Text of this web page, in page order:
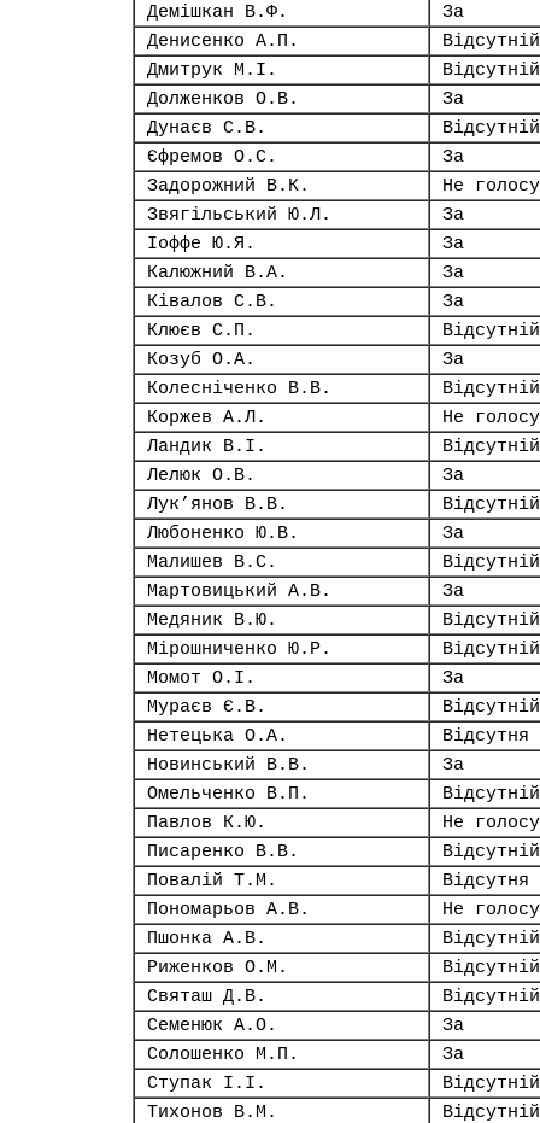
Демішкан В.Ф.
За
Денисенко А.П.
Відсутній
Дмитрук М.І.
Відсутній
Долженков О.В.
За
Дунаєв С.В.
Відсутній
Єфремов О.С.
За
Задорожний В.К.
Не
Звягільський Ю.Л.
За
Іоффе Ю.Я.
За
Калюжний В.А.
За
Ківалов С.В.
За
Клюєв С.П.
Відсутній
Козуб О.А.
За
Колесніченко В.В.
Відсутній
Коржев А.Л.
Не
Ландик В.І.
Відсутній
Лелюк О.В.
За
Лук’янов В.В.
Відсутній
Любоненко Ю.В.
За
Малишев В.С.
Відсутній
Мартовицький А.В.
За
Медяник В.Ю.
Відсутній
Мірошниченко Ю.Р.
Відсутній
Момот О.І.
За
Мураєв Є.В.
Відсутній
Нетецька О.А.
Відсутня
Новинський В.В.
За
Омельченко В.П.
Відсутній
Павлов К.Ю.
Не
Писаренко В.В.
Відсутній
Повалій Т.М.
Відсутня
Пономарьов А.В.
Не
Пшонка А.В.
Відсутній
Риженков О.М.
Відсутній
Святаш Д.В.
Відсутній
Семенюк А.О.
За
Солошенко М.П.
За
Ступак І.І.
Відсутній
Тихонов В.М.
Відсутній